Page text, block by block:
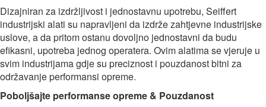
Dizajniran za izdržljivost i jednostavnu upotrebu, Seiffert
industrijski alati su napravljeni da izdrže zahtjevne industrijske
uslove, a da pritom ostanu dovoljno jednostavni da budu
efikasni, upotreba jednog operatera. Ovim alatima se vjeruje u
svim industrijama gdje su preciznost i pouzdanost bitni za
održavanje performansi opreme.
Poboljšajte performanse opreme & Pouzdanost